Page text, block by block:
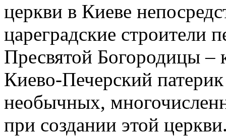
церкви в Киеве
цареградские строители
Пресвятой Богородицы
Киево-Печерский
необычных,
при создании этой